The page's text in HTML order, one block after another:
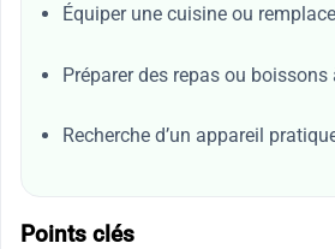
Équiper une cuisine ou
Préparer des repas ou
Recherche d’un appareil
Points clés